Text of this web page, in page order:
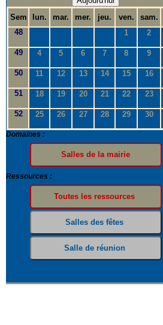
Sem
lun. mar. mer. jeu. ven. sam.
48
1 2
49 4 5 6 7 8 9
50 11 12 13 14 15 16
51 18 19 20 21 22 23
52 25 26 27 28 29 30
Domaines :
Ressources :